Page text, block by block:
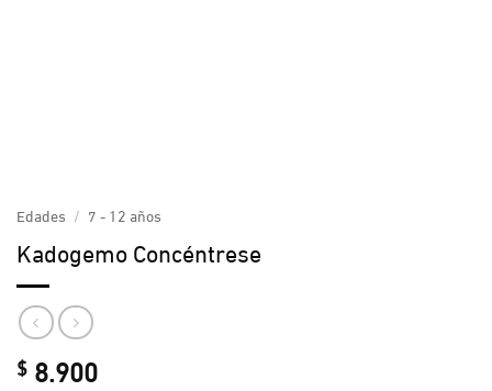
Edades / 7 - 12 años
Kadogemo Concéntrese
$ 8.900